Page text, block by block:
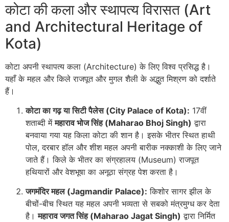
कोटा की कला और स्थापत्य विरासत (Art
and Architectural Heritage of
Kota)
कोटा अपनी स्थापत्य कला (Architecture) के लिए विश्व प्रसिद्ध है।
यहाँ के महल और किले राजपूत और मुगल शैली के अद्भुत मिश्रण को दर्शाते
हैं।
कोटा का गढ़ या सिटी पैलेस (City Palace of Kota): 17वीं
शताब्दी मेंमहाराव भोज सिंह (Maharao Bhoj Singh) द्वारा
बनवाया गया यह किला कोटा की शान है। इसके भीतर स्थित हाथी
पोल, दरबार हॉल और शीश महल अपनी बारीक नक्काशी के लिए जाने
जाते हैं। किले के भीतर का संग्रहालय (Museum) राजपूत
हथियारों और वेशभूषा का अनूठा संग्रह पेश करता है।
जगमंदिर महल (Jagmandir Palace): किशोर सागर झील के
बीचों-बीच स्थित यह महल अपनी भव्यता से सबको मंत्रमुग्ध कर देता
है।महाराव जगत सिंह (Maharao Jagat Singh) द्वारा निर्मित